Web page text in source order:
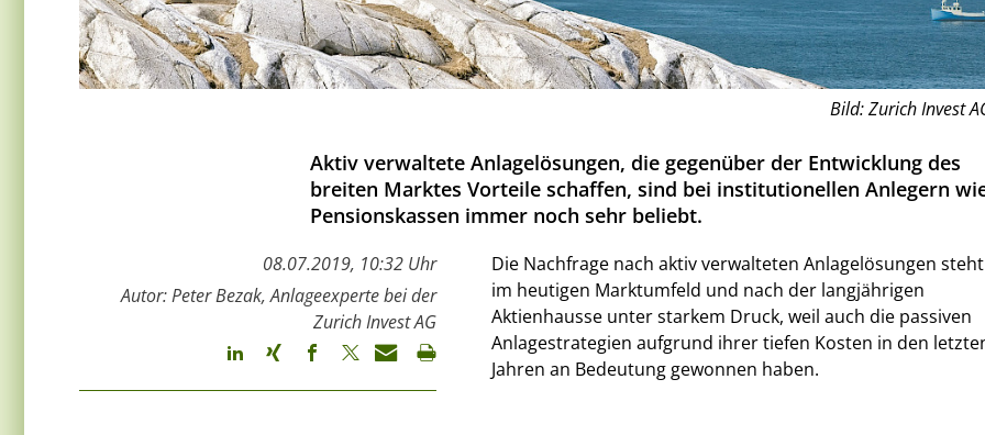
Bild: Zurich Invest
Aktiv verwaltete Anlagelösungen, die gegenüber der Entwicklung des
breiten Marktes Vorteile schaffen, sind bei institutionellen Anlegern
Pensionskassen immer noch sehr beliebt.
08.07.2019, 10:32 Uhr
Autor: Peter Bezak, Anlageexperte bei der
Zurich Invest AG
Die Nachfrage nach aktiv verwalteten Anlagelösungen steht
im heutigen Marktumfeld und nach der langjährigen
Aktienhausse unter starkem Druck, weil auch die passiven
Anlagestrategien aufgrund ihrer tiefen Kosten in den
Jahren an Bedeutung gewonnen haben.